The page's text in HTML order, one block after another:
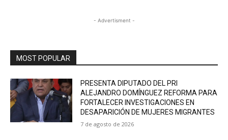
- Advertisment -
MOST POPULAR
PRESENTA DIPUTADO DEL PRI
ALEJANDRO DOMÍNGUEZ REFORMA PARA
FORTALECER INVESTIGACIONES EN
DESAPARICIÓN DE MUJERES MIGRANTES
7 de agosto de 2026